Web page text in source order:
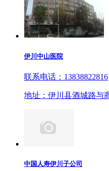
伊川中山医院
联系电话：13838822816
地址：伊川县酒城路与
中国人寿伊川子公司